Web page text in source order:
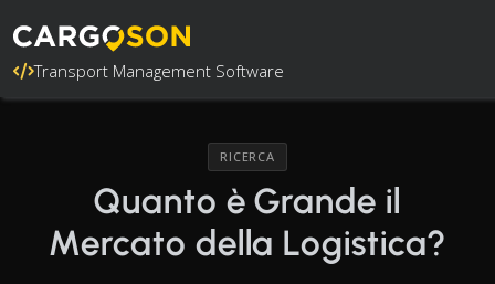
Transport Management Software
RICERCA
Quanto è Grande il
Mercato della Logistica?